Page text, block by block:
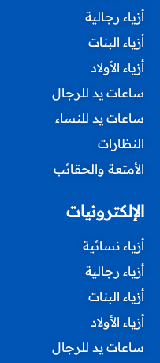
أزياء رجالية
أزياء البنات
أزياء الأولاد
ساعات يد للرجال
ساعات يد للنساء
النظارات
الأمتعة والحقائب
الإلكترونيات
أزياء نسائية
أزياء رجالية
أزياء البنات
أزياء الأولاد
ساعات يد للرجال